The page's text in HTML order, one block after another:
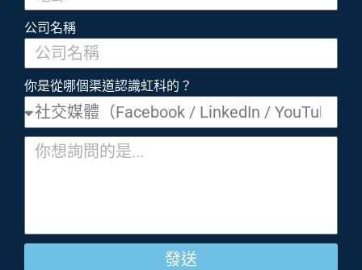
公司名稱
你是從哪個渠道認識虹科的？
發送